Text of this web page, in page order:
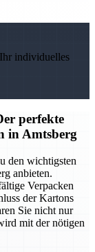
individuelles
perfekte
in Amtsberg
den wichtigsten
anbieten.
Verpacken
der Kartons
Sie nicht nur
mit der nötigen